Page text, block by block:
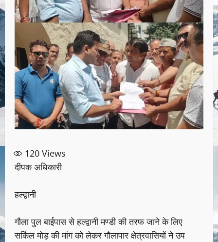
120 Views
दीपक अधिकारी
हल्द्वानी
गौला पुल बाईपास से हल्द्वानी मण्डी की तरफ जाने के लिए
सर्किल मोड़ की मांग को लेकर गौलापार क्षेत्रवासियों ने उप